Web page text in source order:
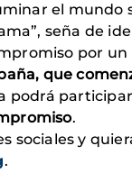
el mundo
seña de
por
que
podrá
.
y
.